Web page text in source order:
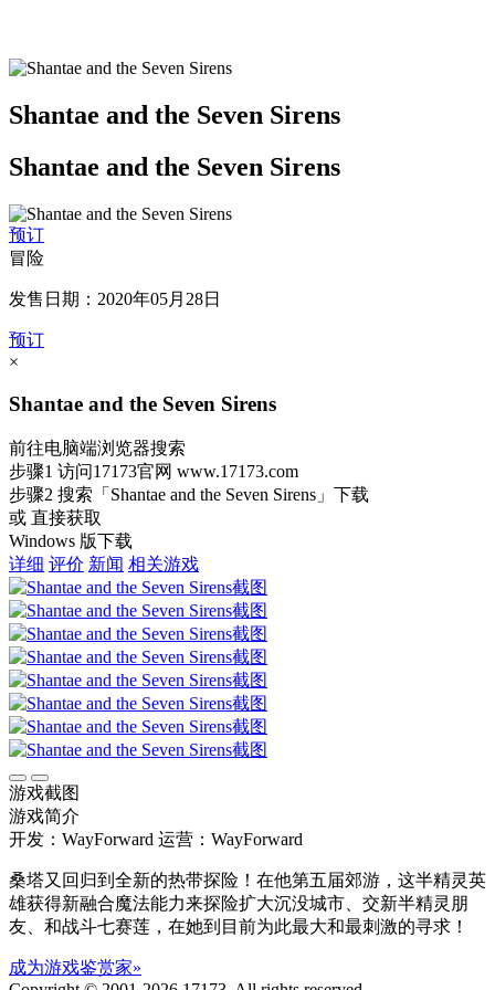
Shantae and the Seven Sirens
Shantae and the Seven Sirens
预订
冒险
发售日期：2020年05月28日
预订
×
Shantae and the Seven Sirens
前往电脑端浏览器搜索
步骤1 访问17173官网 www.17173.com
步骤2 搜索 「Shantae and the Seven Sirens」 下载
或 直接获取
Windows 版下载
详细 评价 新闻 相关游戏
游戏截图
游戏简介
开发：WayForward 运营：WayForward
桑塔又回归到全新的热带探险！在他第五届郊游，这半精灵英
雄获得新融合魔法能力来探险扩大沉没城市、交新半精灵朋
友、和战斗七赛莲，在她到目前为此最大和最刺激的寻求！
成为游戏鉴赏家»